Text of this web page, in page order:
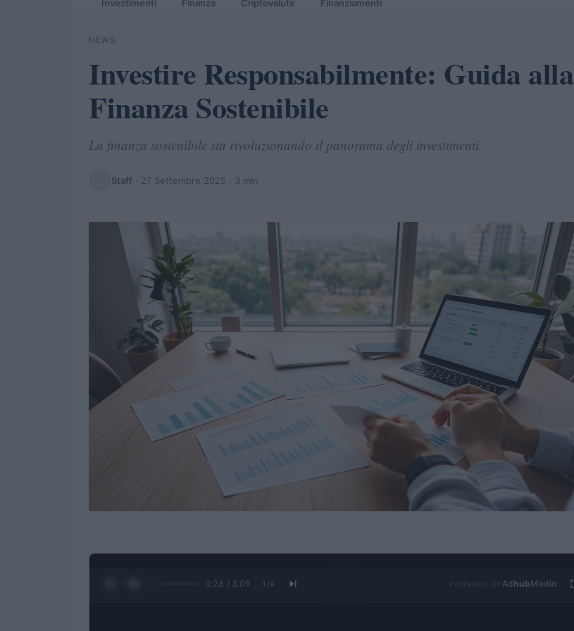
Investimenti Finanza Criptovalute Finanziamenti
NEWS
Investire Responsabilmente: Guida alla
Finanza Sostenibile
La finanza sostenibile sta rivoluzionando il panorama degli investimenti.
Staff · 27 Settembre 2025 · 3 min
0:27 / 3:09 1 /4 Ad hubMedia